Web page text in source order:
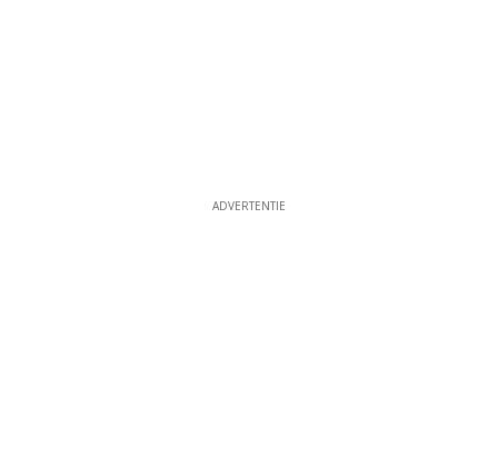
ADVERTENTIE